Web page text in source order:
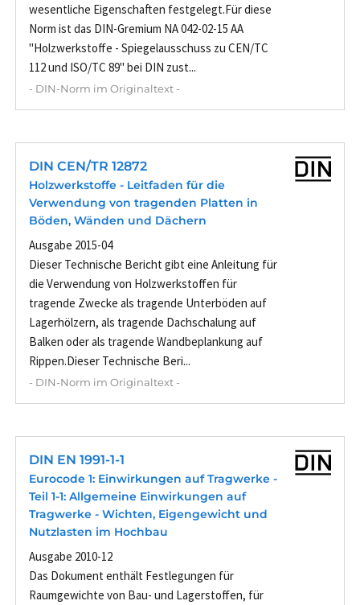
wesentliche Eigenschaften festgelegt.Für diese
Norm ist das DIN-Gremium NA 042-02-15 AA
"Holzwerkstoffe - Spiegelausschuss zu CEN/TC
112 und ISO/TC 89" bei DIN zust...
- DIN-Norm im Originaltext -
DIN CEN/TR 12872
Holzwerkstoffe - Leitfaden für die
Verwendung von tragenden Platten in
Böden, Wänden und Dächern
Ausgabe 2015-04
Dieser Technische Bericht gibt eine Anleitung für
die Verwendung von Holzwerkstoffen für
tragende Zwecke als tragende Unterböden auf
Lagerhölzern, als tragende Dachschalung auf
Balken oder als tragende Wandbeplankung auf
Rippen.Dieser Technische Beri...
- DIN-Norm im Originaltext -
DIN EN 1991-1-1
Eurocode 1: Einwirkungen auf Tragwerke -
Teil 1-1: Allgemeine Einwirkungen auf
Tragwerke - Wichten, Eigengewicht und
Nutzlasten im Hochbau
Ausgabe 2010-12
Das Dokument enthält Festlegungen für
Raumgewichte von Bau- und Lagerstoffen, für